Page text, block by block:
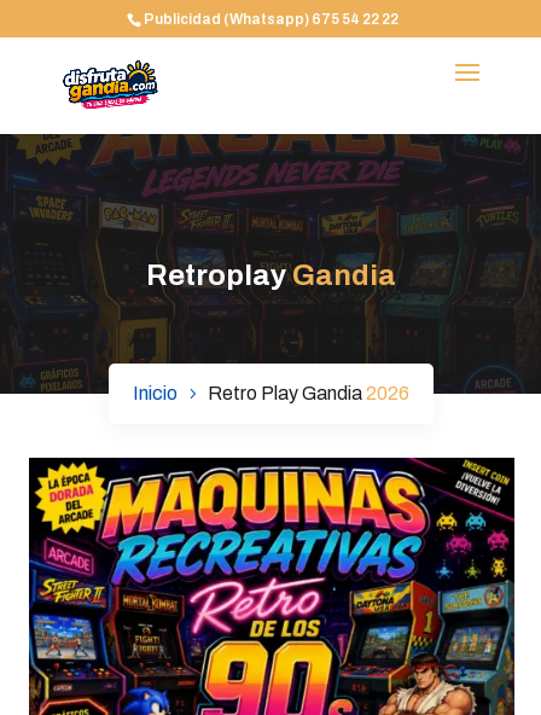
Publicidad (Whatsapp) 675 54 22 22
RetroplayGandia
Inicio Retro Play Gandia2026